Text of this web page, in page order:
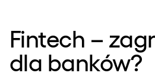
Fintech –
dla banków?